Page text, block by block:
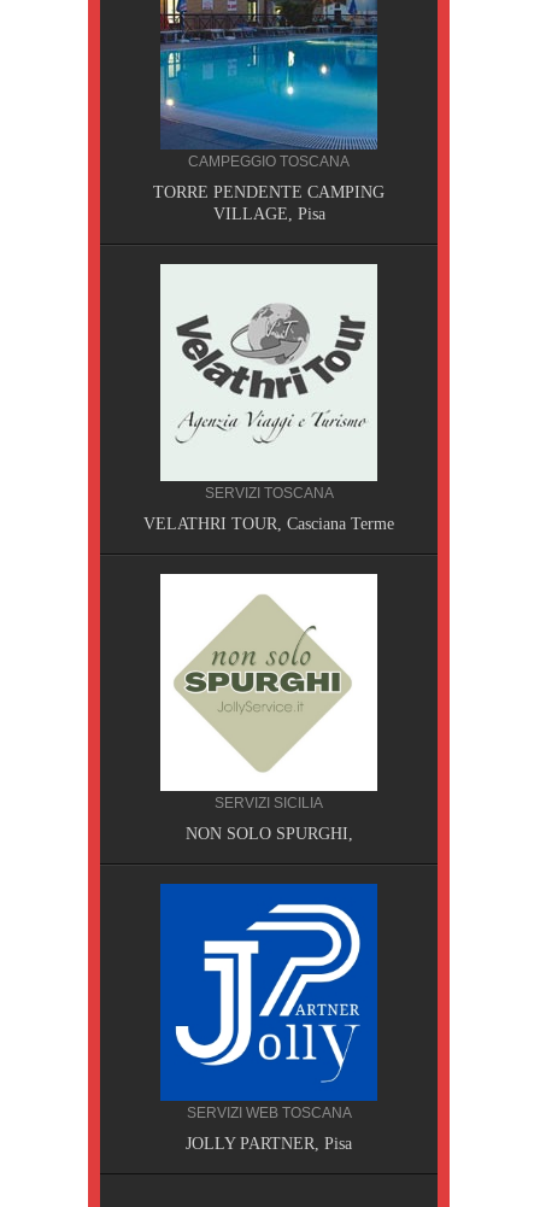
CAMPEGGIO TOSCANA
TORRE PENDENTE CAMPING
VILLAGE, Pisa
SERVIZI TOSCANA
VELATHRI TOUR, Casciana Terme
SERVIZI SICILIA
NON SOLO SPURGHI,
SERVIZI WEB TOSCANA
JOLLY PARTNER, Pisa